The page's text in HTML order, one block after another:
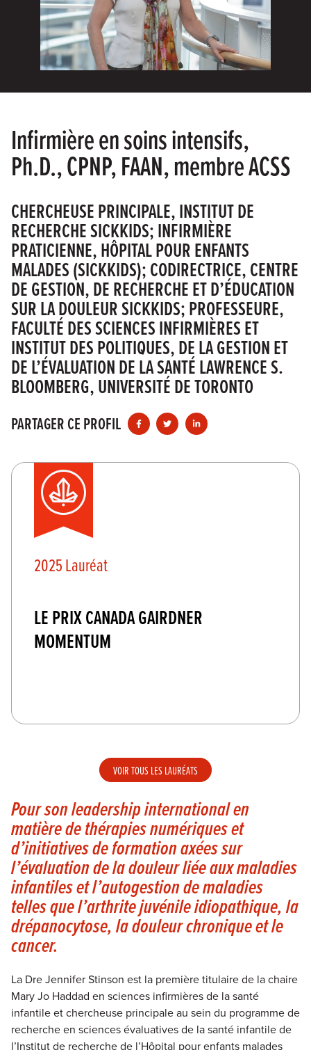
Infirmière en soins intensifs,
Ph.D., CPNP, FAAN, membre ACSS
CHERCHEUSE PRINCIPALE, INSTITUT DE
RECHERCHE SICKKIDS; INFIRMIÈRE
PRATICIENNE, HÔPITAL POUR ENFANTS
MALADES (SICKKIDS); CODIRECTRICE, CENTRE
DE GESTION, DE RECHERCHE ET D’ÉDUCATION
SUR LA DOULEUR SICKKIDS; PROFESSEURE,
FACULTÉ DES SCIENCES INFIRMIÈRES ET
INSTITUT DES POLITIQUES, DE LA GESTION ET
DE L’ÉVALUATION DE LA SANTÉ LAWRENCE S.
BLOOMBERG, UNIVERSITÉ DE TORONTO
PARTAGER CE PROFIL
2025 Lauréat
LE PRIX CANADA GAIRDNER
MOMENTUM
VOIR TOUS LES LAURÉATS
Pour son leadership international en
matière de thérapies numériques et
d’initiatives de formation axées sur
l’évaluation de la douleur liée aux maladies
infantiles et l’autogestion de maladies
telles que l’arthrite juvénile idiopathique, la
drépanocytose, la douleur chronique et le
cancer.
La Dre Jennifer Stinson est la première titulaire de la chaire
Mary Jo Haddad en sciences infirmières de la santé
infantile et chercheuse principale au sein du programme de
recherche en sciences évaluatives de la santé infantile de
l’Institut de recherche de l’Hôpital pour enfants malades